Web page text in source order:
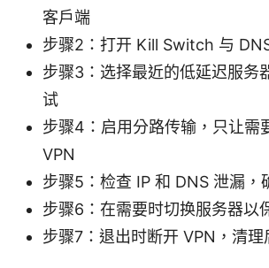
客户端
步骤2：打开 Kill Switch 与
步骤3：选择最近的低延迟服务
试
步骤4：启用分路传输，只让需
VPN
步骤5：检查 IP 和 DNS 泄漏，
步骤6：在需要时切换服务器以
步骤7：退出时断开 VPN，清理